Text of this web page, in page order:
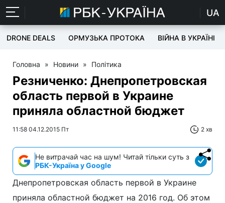
UA
DRONE DEALS ОРМУЗЬКА ПРОТОКА ВІЙНА В УКРАЇНІ
Головна » Новини » Політика
Резниченко: Днепропетровская
область первой в Украине
приняла областной бюджет
11:58 04.12.2015 Пт 2 хв
Не витрачай час на шум! Читай тільки суть з
РБК-Україна у Google
Днепропетровская область первой в Украине
приняла областной бюджет на 2016 год. Об этом